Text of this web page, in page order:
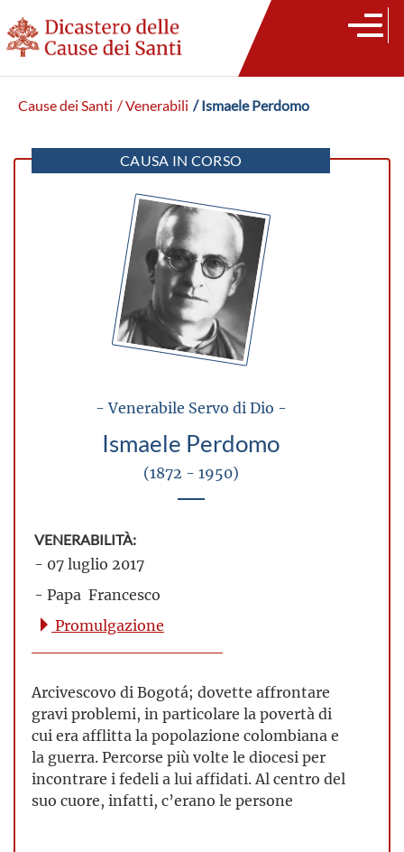
Cause dei Santi / Venerabili / Ismaele Perdomo
CAUSA IN CORSO
- Venerabile Servo di Dio -
Ismaele Perdomo
(1872 - 1950)
VENERABILITÀ:
- 07 luglio 2017
- Papa Francesco
Promulgazione
Arcivescovo di Bogotá; dovette affrontare
gravi problemi, in particolare la povertà di
cui era afflitta la popolazione colombiana e
la guerra. Percorse più volte le diocesi per
incontrare i fedeli a lui affidati. Al centro del
suo cuore, infatti, c’erano le persone